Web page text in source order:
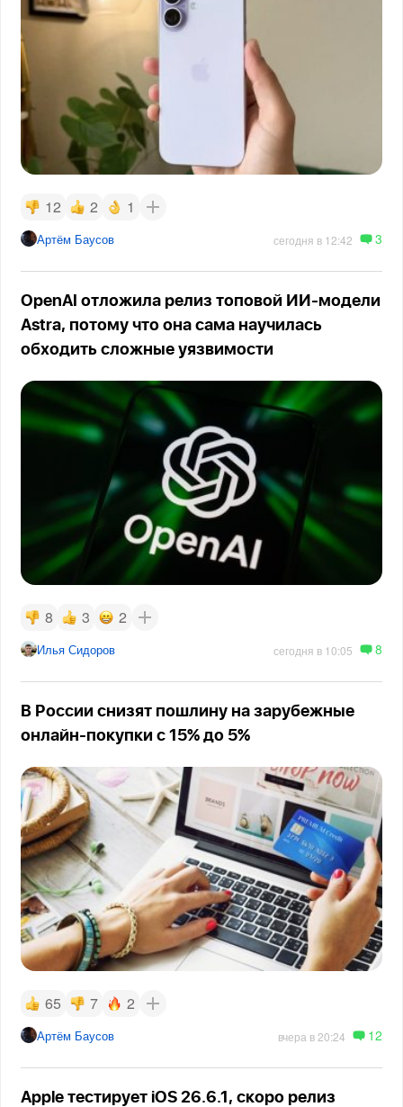
12 2 1
Артём Баусов сегодня в 12:42 3
OpenAI отложила релиз топовой ИИ-модели
Astra, потому что она сама научилась
обходить сложные уязвимости
8 3 2
Илья Сидоров сегодня в 10:05 8
В России снизят пошлину на зарубежные
онлайн-покупки с 15% до 5%
65 7 2
Артём Баусов вчера в 20:24 12
Apple тестирует iOS 26.6.1, скоро релиз